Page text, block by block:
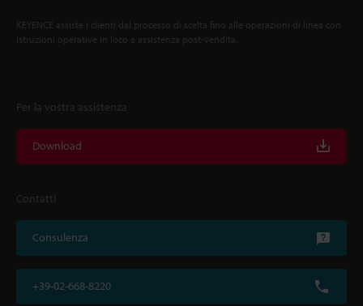
KEYENCE assiste i clienti dal processo di scelta fino alle operazioni di linea con
istruzioni operative in loco e assistenza post-vendita.
Per la vostra assistenza
Download
Contatti
Consulenza
+39-02-668-8220